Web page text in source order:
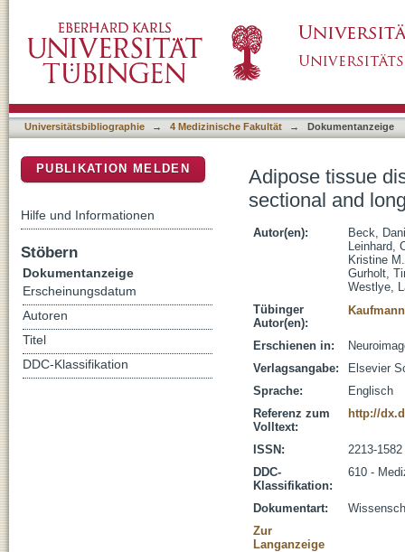
age in adults
Universitätsbibliographie → 4 Medizinische Fakultät → Dokumentanzeige
Adipose tissue
sectional and
Autor(en):
Beck, Dani
Leinhard,
Kristine M.
Gurholt,
Westlye,
Tübinger
Autor(en):
Erschienen in:
Verlagsangabe:
Elsevier
Sprache:
Englisch
Referenz zum
Volltext:
http://
ISSN:
2213-1582
DDC-
Klassifikation:
610 -
Dokumentart:
Zur
Langanzeige
PUBLIKATION MELDEN
Hilfe und Informationen
Stöbern
Dokumentanzeige
Erscheinungsdatum
Autoren
Titel
DDC-Klassifikation